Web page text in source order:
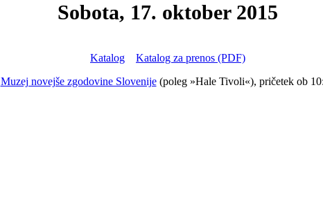
Sobota, 17. oktober 2015
Katalog
Katalog za prenos (PDF)
Muzej novejše zgodovine Slovenije(poleg »Hale Tivoli«), pričetek ob